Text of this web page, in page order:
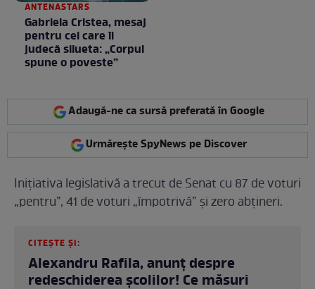
ANTENASTARS
Gabriela Cristea, mesaj
pentru cei care îi
judecă silueta: „Corpul
spune o poveste”
Adaugă-ne ca sursă preferată în Google
Urmărește SpyNews pe Discover
Inițiativa legislativă a trecut de Senat cu 87 de voturi
„pentru”, 41 de voturi „împotrivă” și zero abțineri.
CITEȘTE ȘI:
Alexandru Rafila, anunț despre
redeschiderea școlilor! Ce măsuri